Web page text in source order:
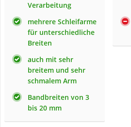
Verarbeitung
mehrere Schleifarme
für unterschiedliche
Breiten
auch mit sehr
breitem und sehr
schmalem Arm
Bandbreiten von 3
bis 20 mm